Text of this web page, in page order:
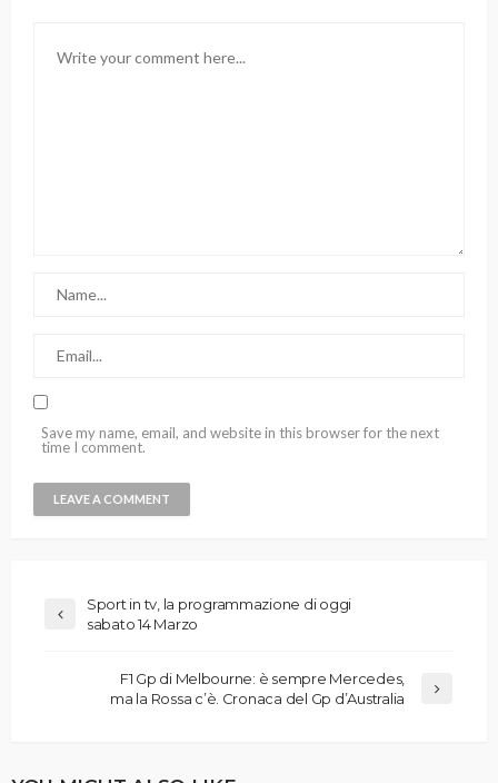
Save my name, email, and website in this browser for the next
time I comment.
Sport in tv, la programmazione di oggi
sabato 14 Marzo
F1 Gp di Melbourne: è sempre Mercedes,
ma la Rossa c’è. Cronaca del Gp d’Australia